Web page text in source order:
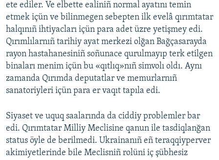
ete ediler. Ve elbette ealiniñ normal ayatını temin
etmek içün ve bilinmegen sebepten ilk evelâ qırımtatar
halqınıñ ihtiyacları içün para adet üzre yetişmey edi.
Qırımlılarnıñ tarihiy ayat merkezi olğan Bağçasarayda
rayon hastahanesiniñ soñunace qurulmayıp terk etilgen
binaları menim içün bu «qıtlıq»nıñ simvolı oldı. Aynı
zamanda Qırımda deputatlar ve memurlarnıñ
sanatoriyleri içün para er vaqıt tapıla edi.
Siyaset ve uquq saalarında da ciddiy problemler bar
edi. Qırımtatar Milliy Meclisine qanun ile tasdiqlanğan
status öyle de berilmedi. Ukrainanıñ eñ teraqqiyperver
akimiyetlerinde bile Meclisniñ rolüni iç şübhesiz